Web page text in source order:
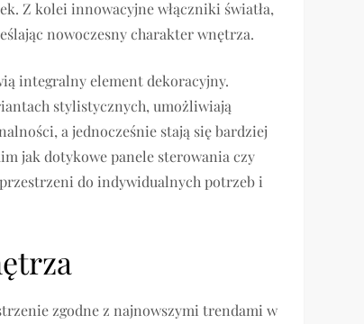
Z kolei innowacyjne włączniki światła,
nowoczesny charakter wnętrza.
integralny element dekoracyjny.
stylistycznych, umożliwiają
a jednocześnie stają się bardziej
jak dotykowe panele sterowania czy
do indywidualnych potrzeb i
zgodne z najnowszymi trendami w